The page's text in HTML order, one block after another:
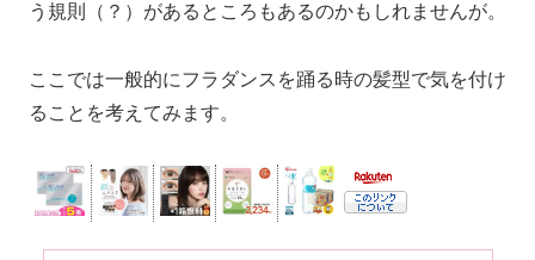
う規則（？）があるところもあるのかもしれませんが。
ここでは一般的にフラダンスを踊る時の髪型で気を付け
ることを考えてみます。